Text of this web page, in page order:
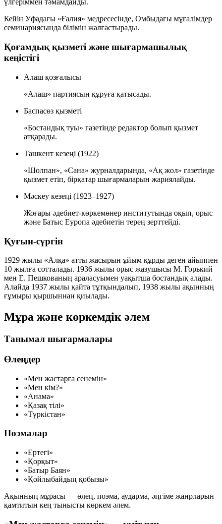
үлгеріммен тәмамдайды.
Кейін Уфадағы «Ғалия» медресесінде, Омбыдағы мұғалімдер
семинариясында білімін жалғастырады.
Қоғамдық қызметі және шығармашылық
кеңістігі
Алаш қозғалысы
«Алаш» партиясын құруға қатысады.
Баспасөз қызметі
«Бостандық туы» газетінде редактор болып қызмет
атқарады.
Ташкент кезеңі (1922)
«Шолпан», «Сана» журналдарында, «Ақ жол» газетінде
қызмет етіп, бірқатар шығармаларын жариялайды.
Мәскеу кезеңі (1923–1927)
Жоғары әдебиет-көркемөнер институтында оқып, орыс
және Батыс Еуропа әдебиетін терең зерттейді.
Қуғын-сүргін
1929 жылы «Алқа» атты жасырын ұйым құрды деген айыппен
10 жылға сотталады. 1936 жылы орыс жазушысы М. Горький
мен Е. Пешкованың араласуымен уақытша бостандық алады.
Алайда 1937 жылы қайта тұтқындалып, 1938 жылы ақынның
ғұмыры қыршыннан қиылады.
Мұра және көркемдік әлем
Танымал шығармалары
Өлеңдер
«Мен жастарға сенемін»
«Мен кім?»
«Анама»
«Қазақ тілі»
«Түркістан»
Поэмалар
«Ертегі»
«Қорқыт»
«Батыр Баян»
«Қойлыбайдың қобызы»
Ақынның мұрасы — өлең, поэма, аударма, әңгіме жанрларын
қамтитын кең тынысты көркем әлем.